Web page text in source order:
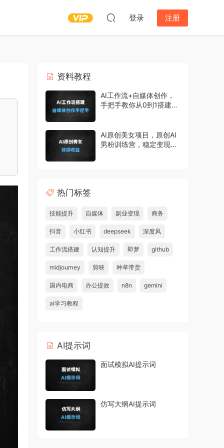
登录 注册
资料教程
AI工作流+自媒体创作，
手把手教你从0到1搭建一
AI原创美女项目，原创AI
男粉训练营，稳定变现，
热门标签
技能提升 自媒体 副业变现 商务
抖音 小红书 deepseek 深度风
工作流搭建 认知提升 即梦 github
midjourney 剪映 种草带货
国内电商 办公提效 n8n gemini
ai学习教程
AI提示词
面试模拟AI提示词
仿写大纲AI提示词